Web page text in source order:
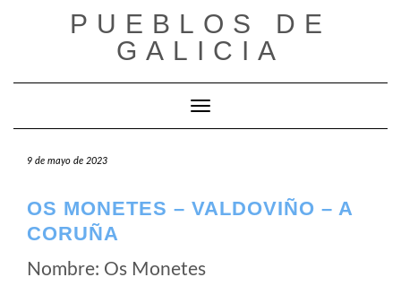
PUEBLOS DE
GALICIA
Cambiar modo de navegación
9 de mayo de 2023
OS MONETES – VALDOVIÑO – A
CORUÑA
Nombre: Os Monetes